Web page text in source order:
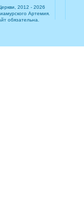
2012 - 2026
Артемия.
обязательна.